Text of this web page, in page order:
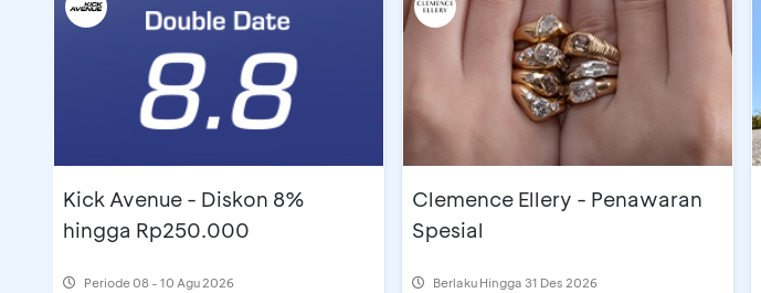
Kick Avenue - Diskon 8%
hingga Rp250.000
Periode08 - 10 Agu 2026
Clemence Ellery - Penawaran
Spesial
Berlaku Hingga 31 Des 2026